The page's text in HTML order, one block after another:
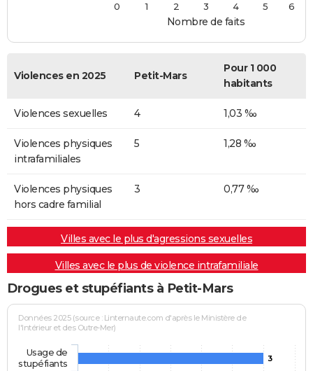
Nombre de faits
0
1 2 3 4 5 6
Violences en 2025 Petit-Mars
Pour 1 000
habitants
Violences sexuelles 4 1,03 ‰
Violences physiques
intrafamiliales
5 1,28 ‰
Violences physiques
hors cadre familial
3 0,77 ‰
Villes avec le plus d'agressions sexuelles
Villes avec le plus de violence intrafamiliale
Drogues et stupéfiants à Petit-Mars
Données 2025 (source : Linternaute.com d'après le Ministère de
l'Intérieur et des Outre-Mer)
3
Usage de
stupéfiants